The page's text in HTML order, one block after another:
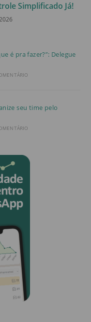
Simplificado Já!
é pra fazer?”: Delegue
seu time pelo